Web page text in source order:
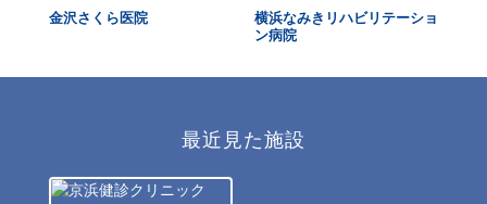
金沢さくら医院
横浜なみきリハビリテーショ
ン病院
最近見た施設